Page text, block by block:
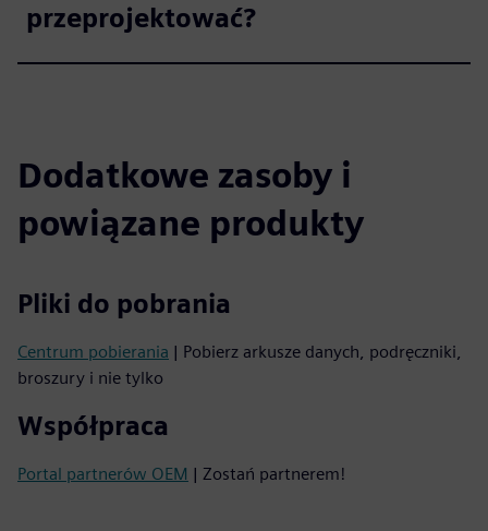
przeprojektować?
Dodatkowe zasoby i
powiązane produkty
Pliki do pobrania
Centrum pobierania | Pobierz arkusze danych, podręczniki,
broszury i nie tylko
Współpraca
Portal partnerów OEM | Zostań partnerem!